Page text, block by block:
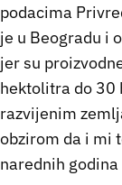
podacima
je u Beogradu i
jer su
hektolitra do 30
razvijenim
obzirom da i mi
narednih